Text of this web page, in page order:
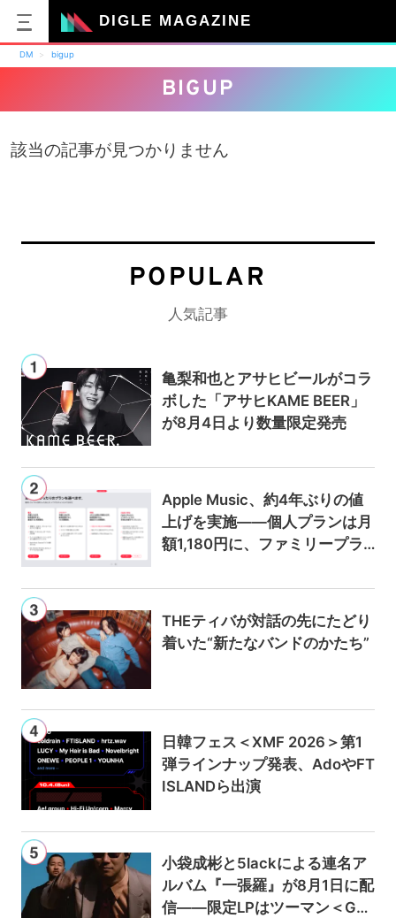
DM bigup
DIGLE MAGAZINE
BIGUP
該当の記事が見つかりません
POPULAR
人気記事
亀梨和也とアサヒビールがコラ
ボした「アサヒKAME BEER」
が8月4日より数量限定発売
Apple Music、約4年ぶりの値
上げを実施——個人プランは月
額1,180円に、ファミリープラ
THEティバが対話の先にたどり
着いた“新たなバンドのかたち”
日韓フェス＜XMF 2026＞第1
弾ラインナップ発表、AdoやFT
ISLANDら出演
小袋成彬と5lackによる連名ア
ルバム『一張羅』が8月1日に配
信——限定LPはツーマン＜Gai